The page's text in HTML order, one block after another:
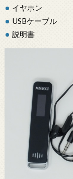
イヤホン
USBケーブル
説明書